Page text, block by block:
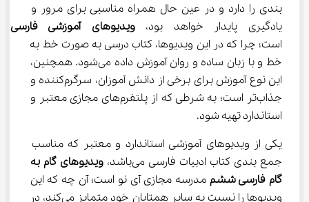
بندی را دارد و در عین حال همراه مناسبی برای مرور و
یادگیری پایدار خواهد بود، ویدیوهای آموزشی
است؛ چرا که در این ویدیوها، کتاب درسی به صورت خط به
خط و با زبان ساده و روان آموزش داده می‌شود. همچنین،
این نوع آموزش برای برخی از دانش آموزان، سرگرم‌کننده و
جذاب‌تر است؛ به شرطی که از پلتفرم‌های مجازی معتبر و
استاندارد تهیه شود.
یکی از ویدیوهای آموزشی استاندارد و معتبر که مناسب
جمع بندی کتاب ادبیات فارسی می‌باشد،
ویدیوهای گام به
گام فارسی ششم مدرسه مجازی آی نو است؛ آن چه که این
ویدیوها را نسبت به سایر همتایان خود متمایز می‌کند، در